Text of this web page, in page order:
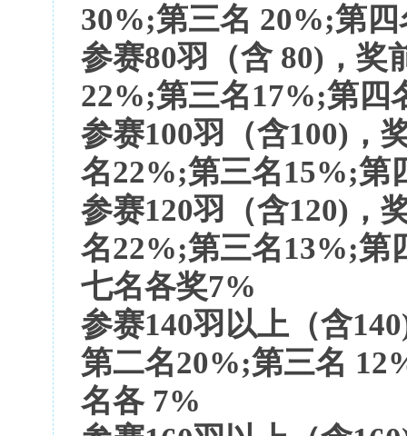
30%;第三名 20%;第
参赛80羽（含 80)，奖
22%;第三名17%;第四
参赛100羽（含100)，
名22%;第三名15%;第
参赛120羽（含120)，
名22%;第三名13%;第
七名各奖7%
参赛140羽以上（含
第二名20%;第三名
名各 7%